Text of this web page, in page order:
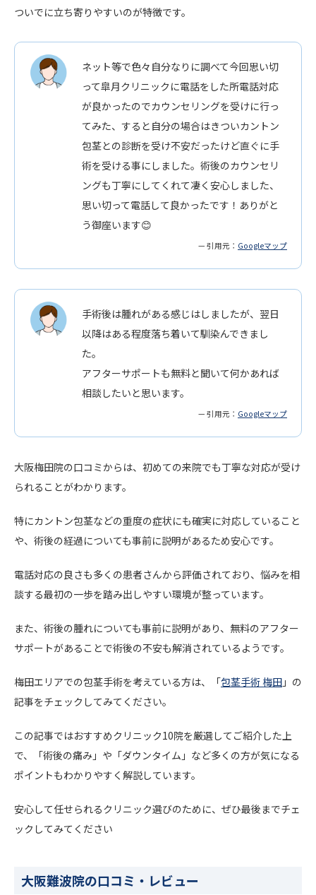
ついでに立ち寄りやすいのが特徴です。
ネット等で色々自分なりに調べて今回思い切
って皐月クリニックに電話をした所電話対応
が良かったのでカウンセリングを受けに行っ
てみた、すると自分の場合はきついカントン
包茎との診断を受け不安だったけど直ぐに手
術を受ける事にしました。術後のカウンセリ
ングも丁寧にしてくれて凄く安心しました、
思い切って電話して良かったです！ありがと
う御座います😊
— 引用元： Googleマップ
手術後は腫れがある感じはしましたが、翌日
以降はある程度落ち着いて馴染んできまし
た。
アフターサポートも無料と聞いて何かあれば
相談したいと思います。
— 引用元： Googleマップ
大阪梅田院の口コミからは、初めての来院でも丁寧な対応が受け
られることがわかります。
特にカントン包茎などの重度の症状にも確実に対応していること
や、術後の経過についても事前に説明があるため安心です。
電話対応の良さも多くの患者さんから評価されており、悩みを相
談する最初の一歩を踏み出しやすい環境が整っています。
また、術後の腫れについても事前に説明があり、無料のアフター
サポートがあることで術後の不安も解消されているようです。
梅田エリアでの包茎手術を考えている方は、「包茎手術 梅田 」の
記事をチェックしてみてください。
この記事ではおすすめクリニック10院を厳選してご紹介した上
で、「術後の痛み」や「ダウンタイム」など多くの方が気になる
ポイントもわかりやすく解説しています。
安心して任せられるクリニック選びのために、ぜひ最後までチェ
ックしてみてください
大阪難波院の口コミ・レビュー